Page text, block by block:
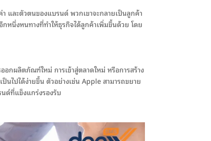
และตัวตนของแบรนด์ พวกเขาจะกลายเป็นลูกค้า
หนึ่งหนทางที่ทำให้ธุรกิจได้ลูกค้าเพิ่มขึ้นด้วย โดย
อกผลิตภัณฑ์ใหม่ การเข้าสู่ตลาดใหม่ หรือการสร้าง
นไปได้ง่ายขึ้น ตัวอย่างเช่น Apple สามารถขยาย
ด์ที่แข็งแกร่งรองรับ